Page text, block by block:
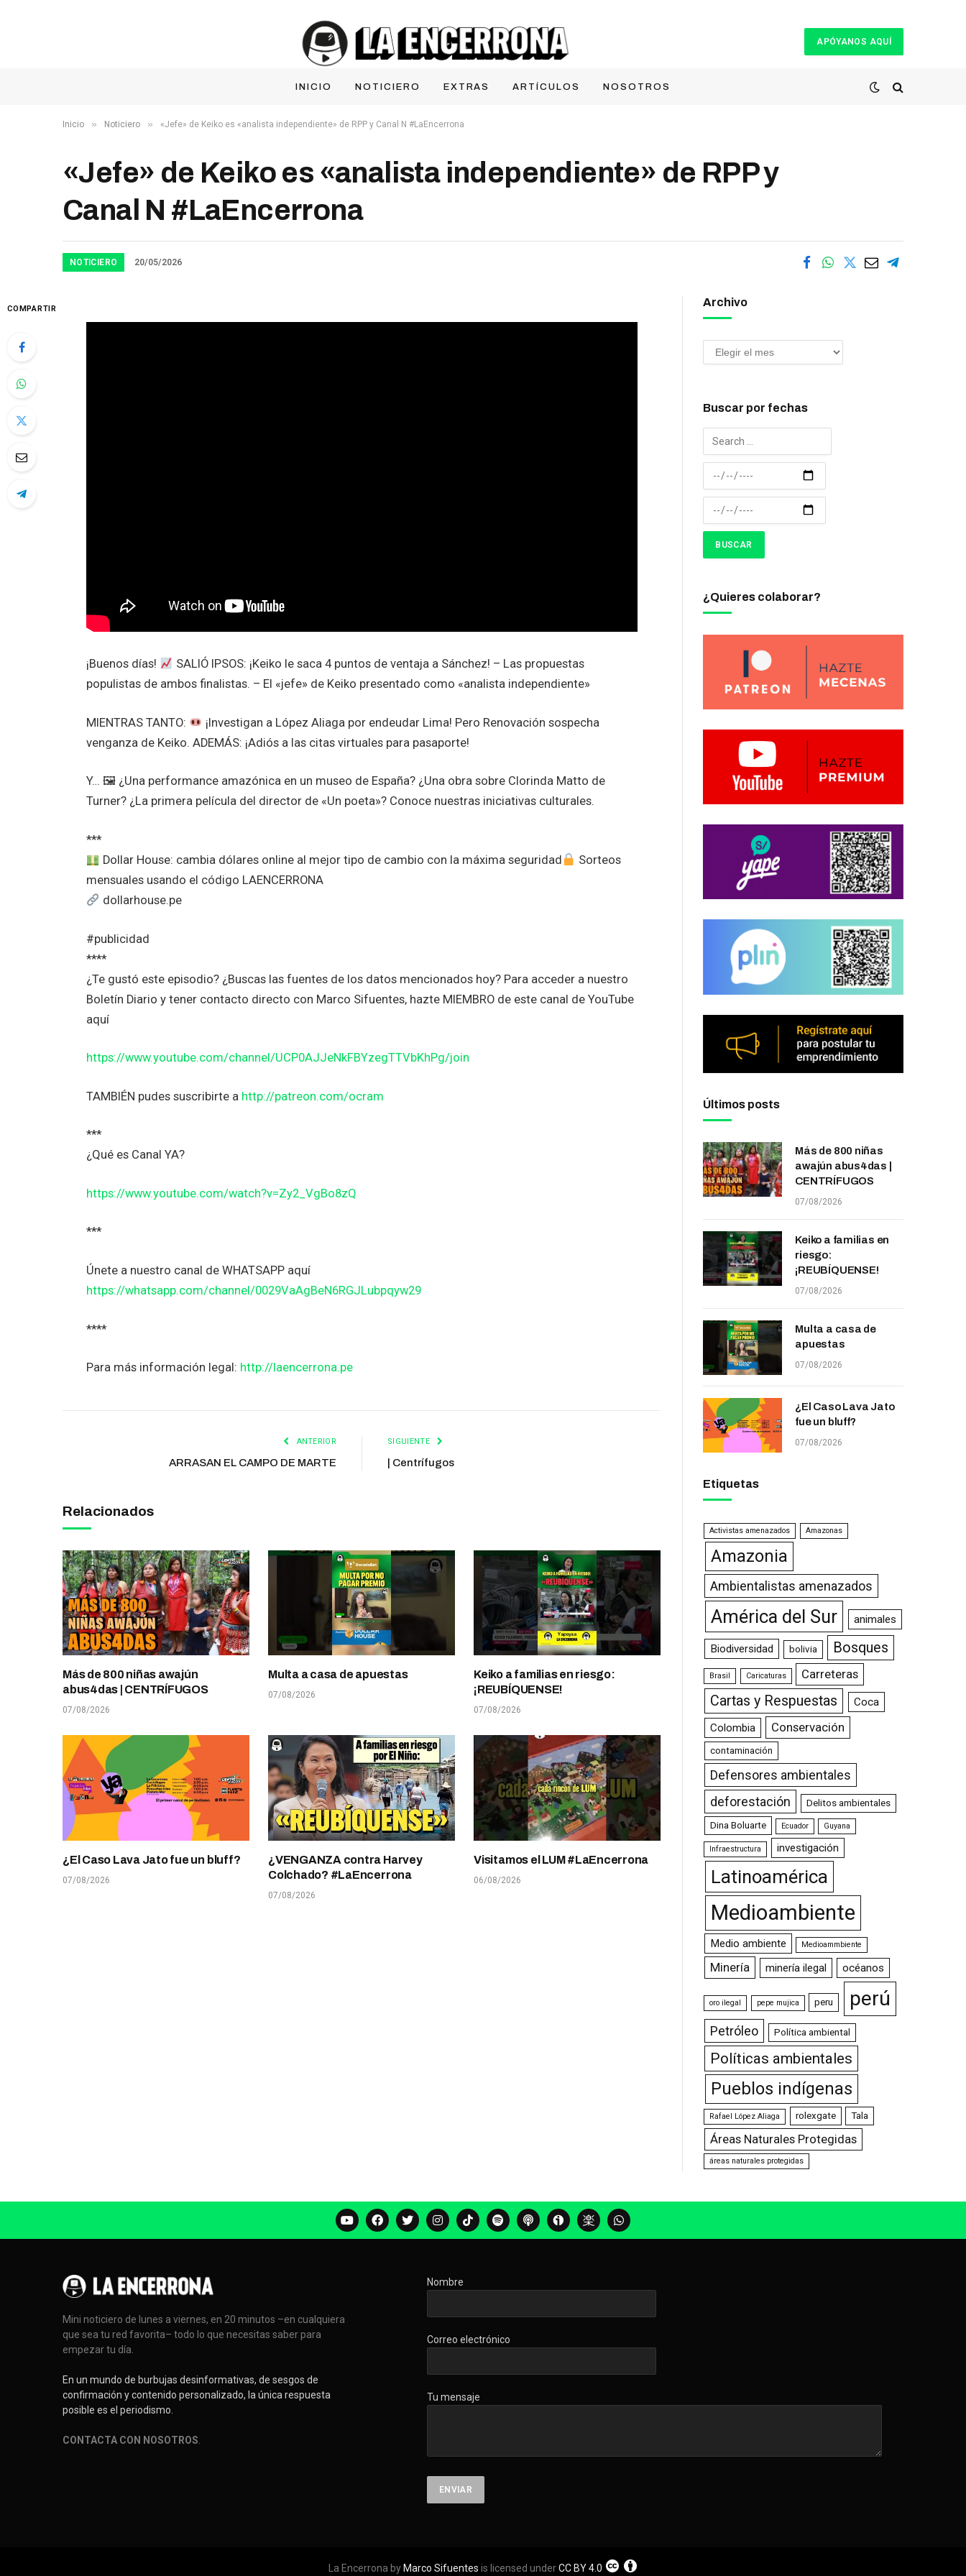
APÓYANOS AQUÍ
INICIO NOTICIERO EXTRAS ARTÍCULOS NOSOTROS
Inicio » Noticiero » «Jefe» de Keiko es «analista independiente» de RPP y Canal N #LaEncerrona
«Jefe» de Keiko es «analista independiente» de RPP y
Canal N #LaEncerrona
NOTICIERO 20/05/2026
COMPARTIR
¡Buenos días!
SALIÓ IPSOS: ¡Keiko le saca 4 puntos de ventaja a Sánchez! – Las propuestas
populistas de ambos finalistas. – El «jefe» de Keiko presentado como «analista independiente»
MIENTRAS TANTO:
¡Investigan a López Aliaga por endeudar Lima! Pero Renovación sospecha
venganza de Keiko. ADEMÁS: ¡Adiós a las citas virtuales para pasaporte!
Y… 🖼 ¿Una performance amazónica en un museo de España? ¿Una obra sobre Clorinda Matto de
Turner? ¿La primera película del director de «Un poeta»? Conoce nuestras iniciativas culturales.
***
Dollar House: cambia dólares online al mejor tipo de cambio con la máxima seguridad
Sorteos
mensuales usando el código LAENCERRONA
dollarhouse.pe
#publicidad
****
¿Te gustó este episodio? ¿Buscas las fuentes de los datos mencionados hoy? Para acceder a nuestro
Boletín Diario y tener contacto directo con Marco Sifuentes, hazte MIEMBRO de este canal de YouTube
aquí
https://www.youtube.com/channel/UCP0AJJeNkFBYzegTTVbKhPg/join
TAMBIÉN pudes suscribirte a http://patreon.com/ocram
***
¿Qué es Canal YA?
https://www.youtube.com/watch?v=Zy2_VgBo8zQ
***
Únete a nuestro canal de WHATSAPP aquí
https://whatsapp.com/channel/0029VaAgBeN6RGJLubpqyw29
****
Para más información legal: http://laencerrona.pe
ANTERIOR
ARRASAN EL CAMPO DE MARTE
SIGUIENTE
| Centrífugos
Relacionados
Más de 800 niñas awajún
abus4das | CENTRÍFUGOS
07/08/2026
Multa a casa de apuestas
07/08/2026
Keiko a familias en riesgo:
¡REUBÍQUENSE!
07/08/2026
¿El Caso Lava Jato fue un bluff?
07/08/2026
¿VENGANZA contra Harvey
Colchado? #LaEncerrona
07/08/2026
Visitamos el LUM #LaEncerrona
06/08/2026
Archivo
Buscar por fechas
¿Quieres colaborar?
Últimos posts
Más de 800 niñas
awajún abus4das |
CENTRÍFUGOS
07/08/2026
Keiko a familias en
riesgo:
¡REUBÍQUENSE!
07/08/2026
Multa a casa de
apuestas
07/08/2026
¿El Caso Lava Jato
fue un bluff?
07/08/2026
Etiquetas
Activistas amenazados Amazonas
Amazonia
Ambientalistas amenazados
América del Sur animales
Biodiversidad bolivia Bosques
Brasil Caricaturas Carreteras
Cartas y Respuestas
Coca
Colombia
Conservación
contaminación
Defensores ambientales
deforestación
Delitos ambientales
Dina Boluarte Ecuador Guyana
Infraestructura investigación
Latinoamérica
Medioambiente
Medio ambiente Medioammbiente
Minería minería ilegal océanos
oro ilegal pepe mujica peru perú
Petróleo Política ambiental
Políticas ambientales
Pueblos indígenas
Rafael López Aliaga rolexgate Tala
Áreas Naturales Protegidas
áreas naturales protegidas
Mini noticiero de lunes a viernes, en 20 minutos –en cualquiera
que sea tu red favorita– todo lo que necesitas saber para
empezar tu día.
En un mundo de burbujas desinformativas, de sesgos de
confirmación y contenido personalizado, la única respuesta
posible es el periodismo.
CONTACTA CON NOSOTROS
Nombre
Correo electrónico
Tu mensaje
La Encerrona by Marco Sifuentes is licensed underCC BY 4.0